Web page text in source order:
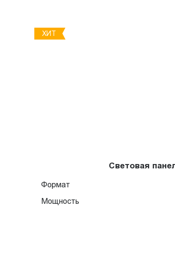
ХИТ
Световая
Формат
Мощность